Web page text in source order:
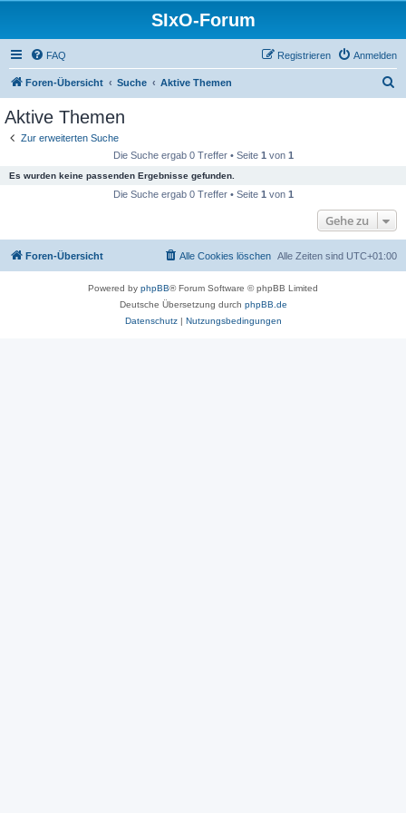
SIxO-Forum
FAQ Anmelden
Registrieren
Foren-Übersicht Suche Aktive Themen
Aktive Themen
Zur erweiterten Suche
Die Suche ergab 0 Treffer • Seite 1 von 1
Es wurden keine passenden Ergebnisse gefunden.
Die Suche ergab 0 Treffer • Seite 1 von 1
Gehe zu
Foren-Übersicht Alle Zeiten sind UTC+01:00
Alle Cookies löschen
Powered by phpBB® Forum Software © phpBB Limited
Deutsche Übersetzung durch phpBB.de
Datenschutz| Nutzungsbedingungen